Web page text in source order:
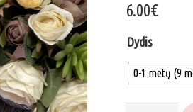
6.00€
Dydis
0-1 metų (9